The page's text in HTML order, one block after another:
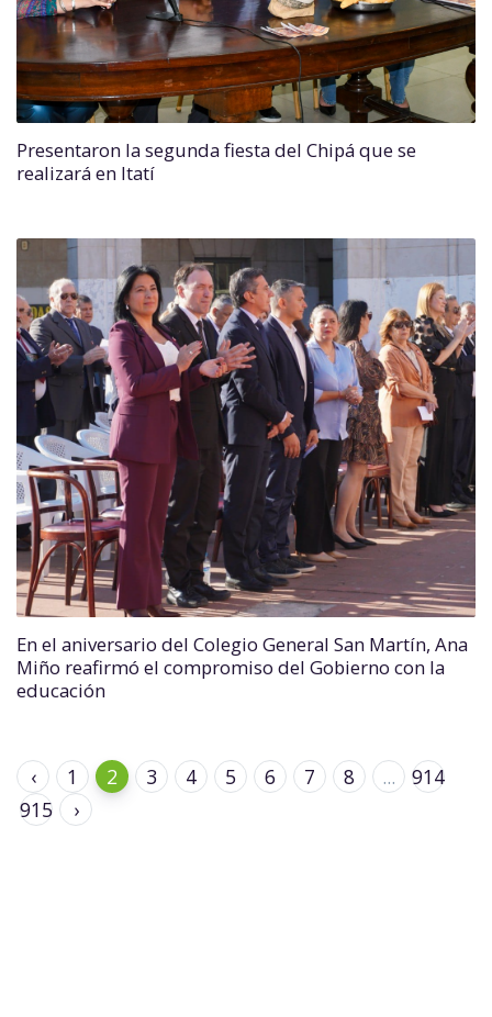
Presentaron la segunda fiesta del Chipá que se
realizará en Itatí
En el aniversario del Colegio General San Martín, Ana
Miño reafirmó el compromiso del Gobierno con la
educación
‹ 1 2 3 4 5 6 7 8 ...
914
915
›